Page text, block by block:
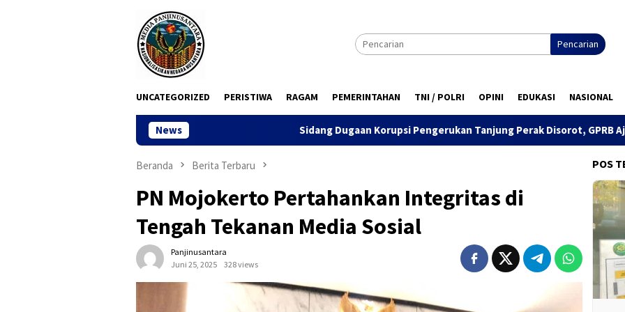
Pencarian
UNCATEGORIZED PERISTIWA RAGAM PEMERINTAHAN TNI / POLRI OPINI EDUKASI NASIONAL
News Sidang Dugaan Korupsi Pengerukan Tanjung Perak Disorot, GPRB Ajukan Amicus Curiae ke
Beranda Berita Terbaru
PN Mojokerto Pertahankan Integritas di
Tengah Tekanan Media Sosial
Panjinusantara
Juni 25, 2025
328 views
POS